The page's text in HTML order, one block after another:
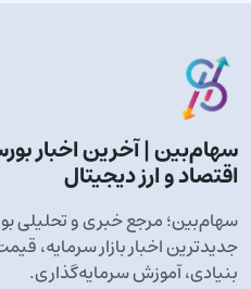
سهام‌بین | آخرین اخبار
اقتصاد و ارز دیجیتال
سهام‌بین؛ مرجع خبری و تحلیلی
جدیدترین اخبار بازار سرمایه،
بنیادی، آموزش سرمایه‌گذاری.